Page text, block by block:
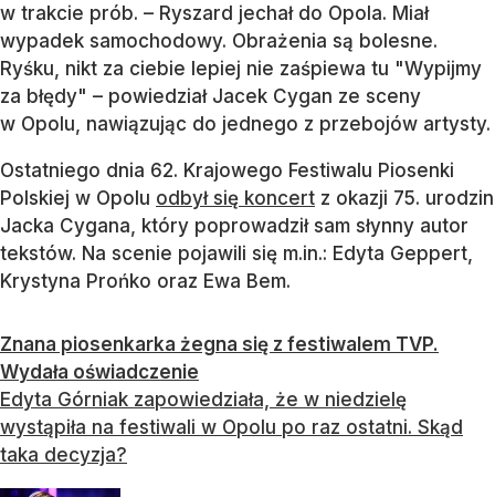
w trakcie prób. – Ryszard jechał do Opola. Miał
wypadek samochodowy. Obrażenia są bolesne.
Ryśku, nikt za ciebie lepiej nie zaśpiewa tu "Wypijmy
za błędy" – powiedział Jacek Cygan ze sceny
w Opolu, nawiązując do jednego z przebojów artysty.
Ostatniego dnia 62. Krajowego Festiwalu Piosenki
Polskiej w Opolu odbył się koncert z okazji 75. urodzin
Jacka Cygana, który poprowadził sam słynny autor
tekstów. Na scenie pojawili się m.in.: Edyta Geppert,
Krystyna Prońko oraz Ewa Bem.
Znana piosenkarka żegna się z festiwalem TVP.
Wydała oświadczenie
Edyta Górniak zapowiedziała, że w niedzielę
wystąpiła na festiwali w Opolu po raz ostatni. Skąd
taka decyzja?